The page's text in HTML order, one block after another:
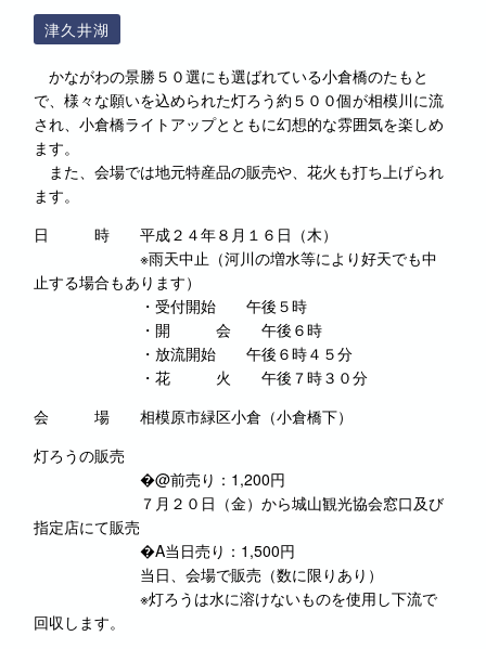
津久井湖
かながわの景勝５０選にも選ばれている小倉橋のたもと
で、様々な願いを込められた灯ろう約５００個が相模川に流
され、小倉橋ライトアップとともに幻想的な雰囲気を楽しめ
ます。
また、会場では地元特産品の販売や、花火も打ち上げられ
ます。
日 時 平成２４年８月１６日（木）
※雨天中止（河川の増水等により好天でも中
止する場合もあります）
・受付開始 午後５時
・開 会 午後６時
・放流開始 午後６時４５分
・花 火 午後７時３０分
会 場 相模原市緑区小倉（小倉橋下）
灯ろうの販売
�@前売り：1,200円
７月２０日（金）から城山観光協会窓口及び
指定店にて販売
�A当日売り：1,500円
当日、会場で販売（数に限りあり）
※灯ろうは水に溶けないものを使用し下流で
回収します。